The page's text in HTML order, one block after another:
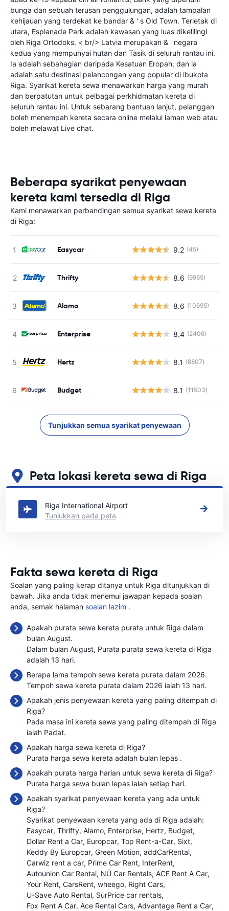
bunga dan sebuah terusan penggulungan, adalah tampalan
kehijauan yang terdekat ke bandar & ' s Old Town. Terletak di
utara, Esplanade Park adalah kawasan yang luas dikelilingi
oleh Riga Ortodoks. < br/> Latvia merupakan & ' negara
kedua yang mempunyai hutan dan Tasik di seluruh rantau ini.
Ia adalah sebahagian daripada Kesatuan Eropah, dan ia
adalah satu destinasi pelancongan yang popular di ibukota
Riga. Syarikat kereta sewa menawarkan harga yang murah
dan berpatutan untuk pelbagai perkhidmatan kereta di
seluruh rantau ini. Untuk sebarang bantuan lanjut, pelanggan
boleh menempah kereta secara online melalui laman web atau
boleh melawat Live chat.
Beberapa syarikat penyewaan
kereta kami tersedia di Riga
Kami menawarkan perbandingan semua syarikat sewa kereta
di Riga:
Easycar 9.2 (45)
Thrifty 8.6 (6965)
Alamo 8.6 (10695)
Enterprise 8.4 (2406)
Hertz 8.1 (8807)
Budget 8.1 (11503)
Tunjukkan semua syarikat penyewaan
Peta lokasi kereta sewa di Riga
Lihat lokasi sewa kereta utama kami di Riga
Riga International Airport
Tunjukkan pada peta
Fakta sewa kereta di Riga
Soalan yang paling kerap ditanya untuk Riga ditunjukkan di
bawah. Jika anda tidak menemui jawapan kepada soalan
anda, semak halaman soalan lazim .
Apakah purata sewa kereta purata untuk Riga dalam
bulan August.
Dalam bulan August, Purata purata sewa kereta di Riga
adalah 13 hari.
Berapa lama tempoh sewa kereta purata dalam 2026.
Tempoh sewa kereta purata dalam 2026 ialah 13 hari.
Apakah jenis penyewaan kereta yang paling ditempah di
Riga?
Pada masa ini kereta sewa yang paling ditempah di Riga
ialah Padat.
Apakah harga sewa kereta di Riga?
Purata harga sewa kereta adalah bulan lepas .
Apakah purata harga harian untuk sewa kereta di Riga?
Purata harga sewa bulan lepas ialah setiap hari.
Apakah syarikat penyewaan kereta yang ada untuk
Riga?
Syarikat penyewaan kereta yang ada di Riga adalah:
Easycar Thrifty Alamo Enterprise Hertz Budget
Dollar Rent a Car Europcar Top Rent-a-Car Sixt
Keddy By Europcar Green Motion addCarRental
Carwiz rent a car Prime Car Rent InterRent
Autounion Car Rental NÜ Car Rentals ACE Rent A Car
Your Rent CarsRent wheego Right Cars
U-Save Auto Rental SurPrice car rentals
Fox Rent A Car Ace Rental Cars Advantage Rent a Car